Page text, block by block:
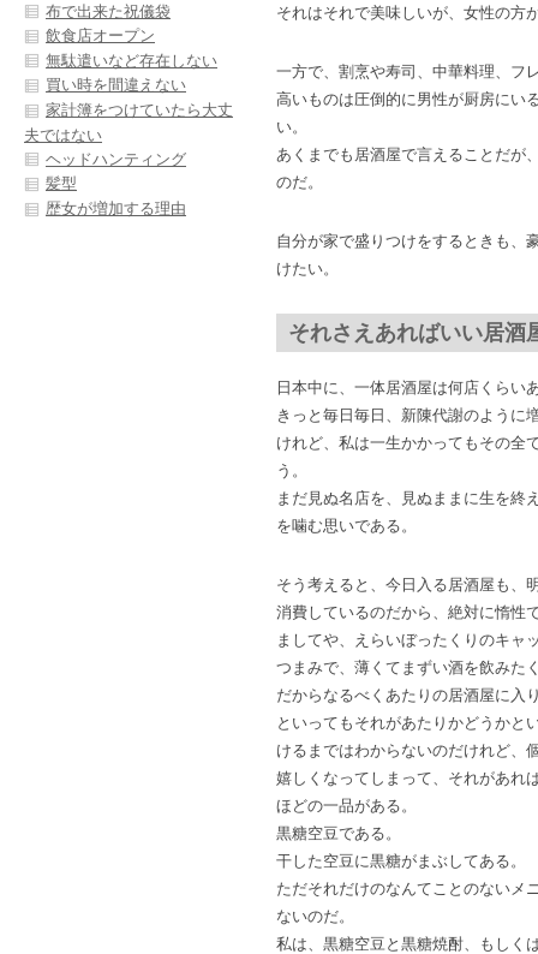
それはそれで美味しいが、女性の方
一方で、割烹や寿司、中華料理、フ
高いものは圧倒的に男性が厨房にい
い。
あくまでも居酒屋で言えることだが
のだ。
自分が家で盛りつけをするときも、
けたい。
それさえあればいい居酒
日本中に、一体居酒屋は何店くらい
きっと毎日毎日、新陳代謝のように
けれど、私は一生かかってもその全
う。
まだ見ぬ名店を、見ぬままに生を終
を噛む思いである。
そう考えると、今日入る居酒屋も、
消費しているのだから、絶対に惰性
ましてや、えらいぼったくりのキャ
つまみで、薄くてまずい酒を飲みた
だからなるべくあたりの居酒屋に入
といってもそれがあたりかどうかと
けるまではわからないのだけれど、
嬉しくなってしまって、それがあれ
ほどの一品がある。
黒糖空豆である。
干した空豆に黒糖がまぶしてある。
ただそれだけのなんてことのないメ
ないのだ。
私は、黒糖空豆と黒糖焼酎、もしく
布で出来た祝儀袋
飲食店オープン
無駄遣いなど存在しない
買い時を間違えない
家計簿をつけていたら大丈
夫ではない
ヘッドハンティング
髪型
歴女が増加する理由